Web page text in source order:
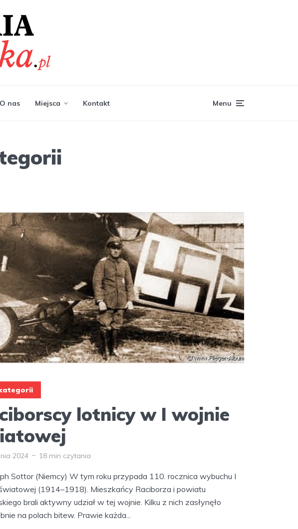
O nas Miejsca Kontakt Menu
lotnicy w I wojnie
2024 18 min czytania
Sottor (Niemcy) W tym roku przypada 110. rocznica wybuchu I
(1914–1918). Mieszkańcy Raciborza i powiatu
brali aktywny udział w tej wojnie. Kilku z nich zasłynęło
na polach bitew. Prawie każda...